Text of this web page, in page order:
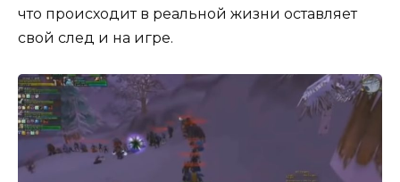
что происходит в реальной жизни оставляет
свой след и на игре.